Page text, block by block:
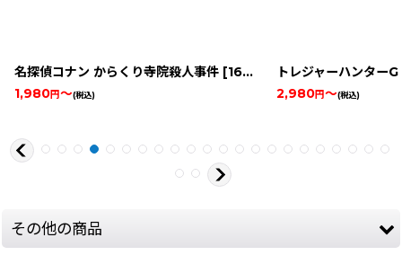
boy16013]
名探偵コナン からくり寺院殺人事件 [16328-conan-karakuri-gbcbox
1,980円～(税込)
トレジャーハンター
2,980円～(税込)
その他の商品